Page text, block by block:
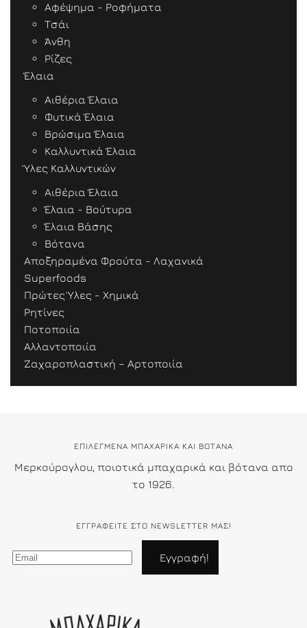
Αφέψημα - Ροφήματα
Τσάι
Άνθη
Ρίζες
Έλαια
Αιθέρια Έλαια
Φυτικά Έλαια
Βρώσιμα Έλαια
Καλλυντικά Έλαια
Ύλες Καλλυντικών
Αιθέρια Έλαια
Έλαια - Βούτυρα
Έλαια Βάσης
Βότανα
Αποξηραμένα Φρούτα - Λαχανικά
Superfoods
Πρώτες Ύλες - Χημικά
Ρητίνες
Ποτοποιία
Αλλαντοποιία
Ζαχαροπλαστική – Αρτοποιία
ΕΠΙΛΕΓΜΕΝΑ ΜΠΑΧΑΡΙΚΑ ΚΑΙ ΒΟΤΑΝΑ
Μερκούρογλου, ποιοτικά μπαχαρικά και βότανα απο
το 1926.
ΕΓΓΡΑΦΕΊΤΕ ΣΤΟ NEWSLETTER ΜΑΣ!